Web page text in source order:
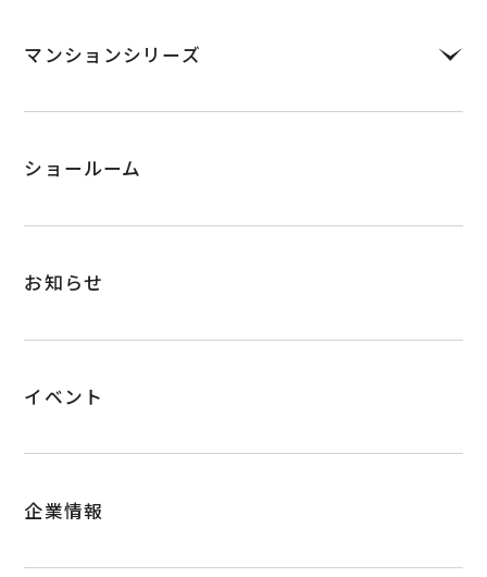
プレキャストコンクリート住宅
大成キングスアパートシリーズ
大成キングスマンション
マンションシリーズ
ショールーム
お知らせ
イベント
企業情報